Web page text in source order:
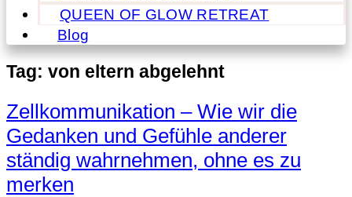
QUEEN OF GLOW RETREAT
Blog
Tag: von eltern abgelehnt
Zellkommunikation – Wie wir die
Gedanken und Gefühle anderer
ständig wahrnehmen, ohne es zu
merken